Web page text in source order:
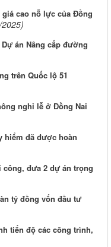
cao nỗ lực của Đồng
án Nâng cấp đường
trên Quốc lộ 51
nghỉ lễ ở Đồng Nai
hiểm đã được hoàn
đưa 2 dự án trọng
tỷ đồng vốn đầu tư
tiến độ các công trình,